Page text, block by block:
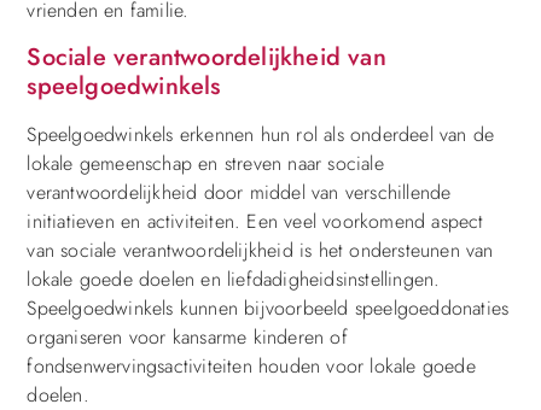
vrienden en familie.
Sociale verantwoordelijkheid van
speelgoedwinkels
Speelgoedwinkels erkennen hun rol als onderdeel van de
lokale gemeenschap en streven naar sociale
verantwoordelijkheid door middel van verschillende
initiatieven en activiteiten. Een veel voorkomend aspect
van sociale verantwoordelijkheid is het ondersteunen van
lokale goede doelen en liefdadigheidsinstellingen.
Speelgoedwinkels kunnen bijvoorbeeld speelgoeddonaties
organiseren voor kansarme kinderen of
fondsenwervingsactiviteiten houden voor lokale goede
doelen.